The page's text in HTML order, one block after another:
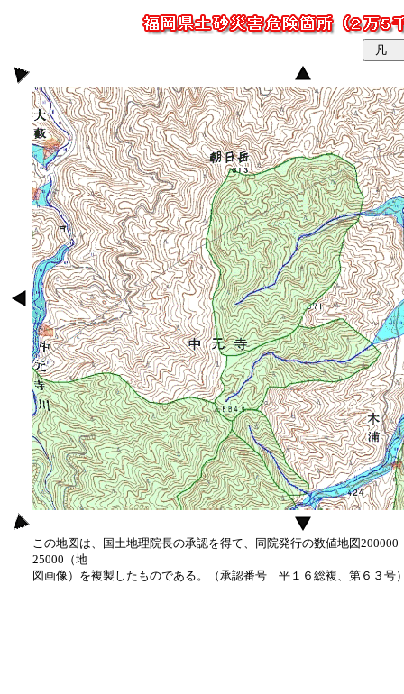
この地図は、国土地理院長の承認を得て、同院発行の数値地図
25000（地
図画像）を複製したものである。（承認番号 平１６総複、第６３号